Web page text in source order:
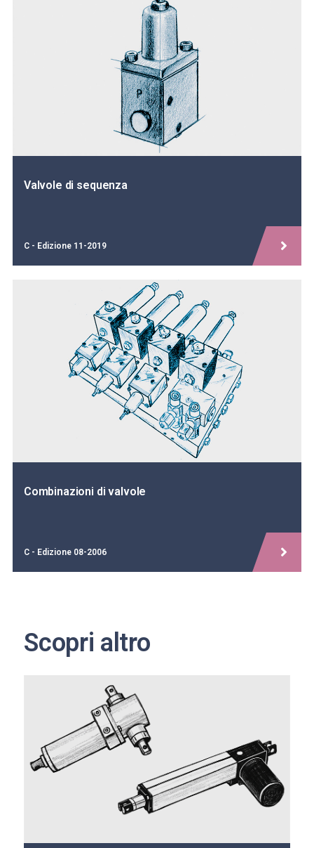
Valvole di sequenza
C - Edizione 11-2019
Combinazioni di valvole
C - Edizione 08-2006
Scopri altro